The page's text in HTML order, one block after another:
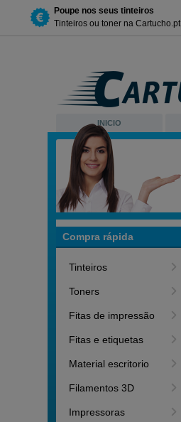
Poupe nos seus tinteiros
Tinteiros ou toner na Cartucho.pt
INICIO
Compra rápida
Tinteiros
Toners
Fitas de impressão
Fitas e etiquetas
Material escritorio
Filamentos 3D
Impressoras